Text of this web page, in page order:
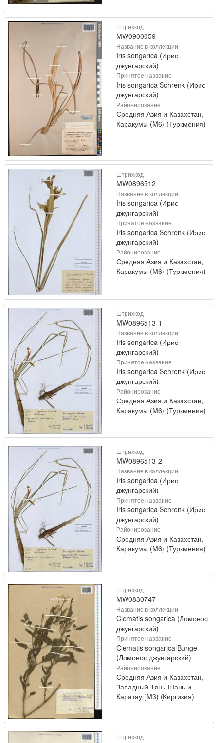
Штрихкод
MW0900059
Название в коллекции
Iris songarica (Ирис
джунгарский)
Принятое название
Iris songarica Schrenk (Ирис
джунгарский)
Районирование
Средняя Азия и Казахстан,
Каракумы (M6) (Туркмения)
Штрихкод
MW0896512
Название в коллекции
Iris songarica (Ирис
джунгарский)
Принятое название
Iris songarica Schrenk (Ирис
джунгарский)
Районирование
Средняя Азия и Казахстан,
Каракумы (M6) (Туркмения)
Штрихкод
MW0896513-1
Название в коллекции
Iris songarica (Ирис
джунгарский)
Принятое название
Iris songarica Schrenk (Ирис
джунгарский)
Районирование
Средняя Азия и Казахстан,
Каракумы (M6) (Туркмения)
Штрихкод
MW0896513-2
Название в коллекции
Iris songarica (Ирис
джунгарский)
Принятое название
Iris songarica Schrenk (Ирис
джунгарский)
Районирование
Средняя Азия и Казахстан,
Каракумы (M6) (Туркмения)
Штрихкод
MW0830747
Название в коллекции
Clematis songarica (Ломонос
джунгарский)
Принятое название
Clematis songarica Bunge
(Ломонос джунгарский)
Районирование
Средняя Азия и Казахстан,
Западный Тянь-Шань и
Каратау (M3) (Киргизия)
Штрихкод